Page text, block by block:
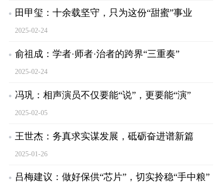
田甲玺：十余载坚守，只为这份“甜蜜”事业
2025-02-24
俞祖成：学者·师者·治者的跨界“三重奏”
2025-02-24
冯巩：相声演员不仅要能“说”，更要能“演”
2025-02-05
王世杰：务真求实谋发展，砥砺奋进谱新篇
2025-01-26
吕梅建议：做好保供“芯片”，切实拎稳“手中粮”